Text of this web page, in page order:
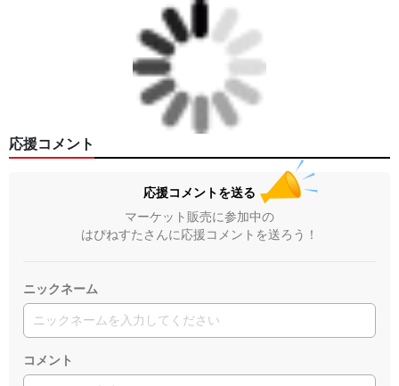
応援コメント
応援コメントを送る
マーケット販売に参加中の
はぴねすたさんに応援コメントを送ろう！
ニックネーム
コメント